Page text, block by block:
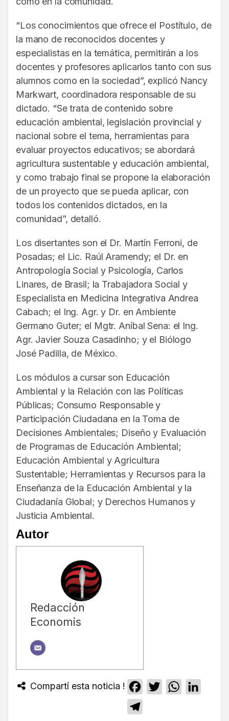
“Los conocimientos que ofrece el Postítulo, de
la mano de reconocidos docentes y
especialistas en la temática, permitirán a los
docentes y profesores aplicarlos tanto con sus
alumnos como en la sociedad”, explicó Nancy
Markwart, coordinadora responsable de su
dictado. “Se trata de contenido sobre
educación ambiental, legislación provincial y
nacional sobre el tema, herramientas para
evaluar proyectos educativos; se abordará
agricultura sustentable y educación ambiental,
y como trabajo final se propone la elaboración
de un proyecto que se pueda aplicar, con
todos los contenidos dictados, en la
comunidad”, detalló.
Los disertantes son el Dr. Martín Ferroni, de
Posadas; el Lic. Raúl Aramendy; el Dr. en
Antropología Social y Psicología, Carlos
Linares, de Brasil; la Trabajadora Social y
Especialista en Medicina Integrativa Andrea
Cabach; el Ing. Agr. y Dr. en Ambiente
Germano Guter; el Mgtr. Aníbal Sena: el Ing.
Agr. Javier Souza Casadinho; y el Biólogo
José Padilla, de México.
Los módulos a cursar son Educación
Ambiental y la Relación con las Políticas
Públicas; Consumo Responsable y
Participación Ciudadana en la Toma de
Decisiones Ambientales; Diseño y Evaluación
de Programas de Educación Ambiental;
Educación Ambiental y Agricultura
Sustentable; Herramientas y Recursos para la
Enseñanza de la Educación Ambiental y la
Ciudadanía Global; y Derechos Humanos y
Justicia Ambiental.
Autor
Redacción
Economis
Compartí esta noticia ! Facebook
TwitterWhatsApp